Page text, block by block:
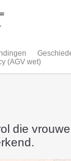
(AGV wet)
die